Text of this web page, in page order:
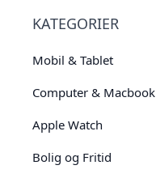
KATEGORIER
Mobil & Tablet
Computer & Macbook
Apple Watch
Bolig og Fritid